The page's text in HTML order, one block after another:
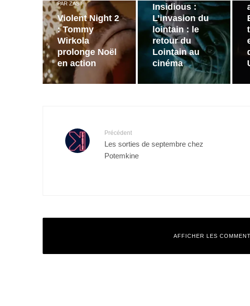
PAR ZAST
Violent Night 2
: Tommy
Wirkola
prolonge Noël
en action
Insidious :
L’invasion du
lointain : le
retour du
Lointain au
cinéma
Précédent
Les sorties de septembre chez
Potemkine
AFFICHER LES